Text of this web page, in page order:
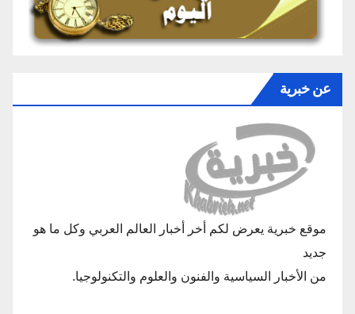
عن خبرية
موقع خبرية يعرض لكم أخر أخبار العالم العربي وكل ما هو
جديد
من الأخبار السياسية والفنون والعلوم والتكنولوجيا.